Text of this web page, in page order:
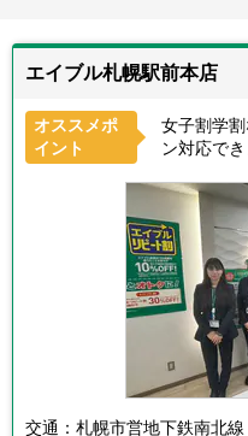
エイブル札幌駅前本店
オススメポ
イント
女子割学
ン対応で
交通： 札幌市営地下鉄南北